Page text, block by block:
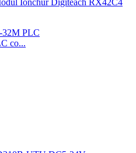
co...